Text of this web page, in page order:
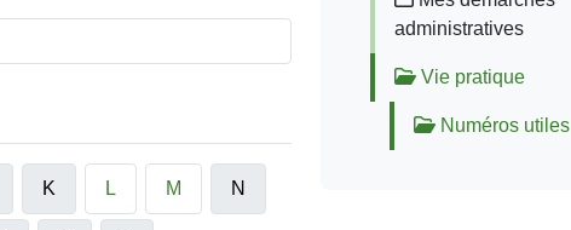
K L M N
administratives
Vie pratique
Numéros utiles